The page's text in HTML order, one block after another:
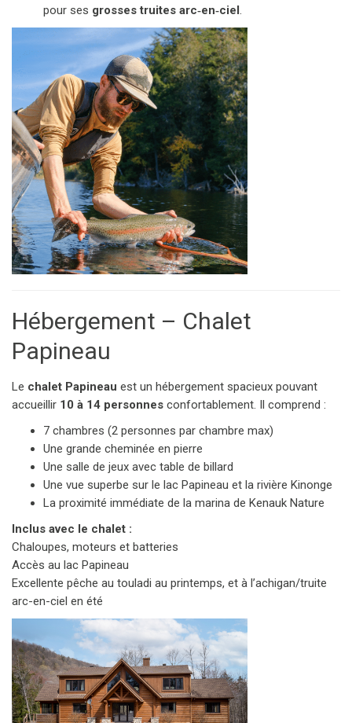
pour ses grosses truites arc‑en‑ciel.
Hébergement – Chalet
Papineau
Le chalet Papineau est un hébergement spacieux pouvant
accueillir 10 à 14 personnes confortablement. Il comprend :
7 chambres (2 personnes par chambre max)
Une grande cheminée en pierre
Une salle de jeux avec table de billard
Une vue superbe sur le lac Papineau et la rivière Kinonge
La proximité immédiate de la marina de Kenauk Nature
Inclus avec le chalet :
Chaloupes, moteurs et batteries
Accès au lac Papineau
Excellente pêche au touladi au printemps, et à l’achigan/truite
arc-en-ciel en été